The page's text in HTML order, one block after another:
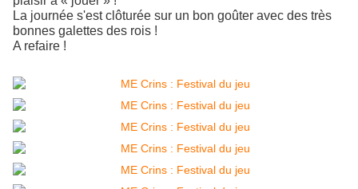
La journée s'est clôturée sur un bon goûter avec des très
bonnes galettes des rois !
A refaire !